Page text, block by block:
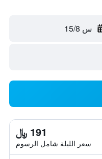
س 15/8
191 ﷼
سعر الليلة شامل الرسوم